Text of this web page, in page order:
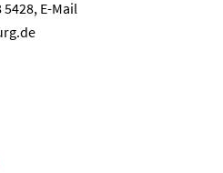
5428, E-Mail